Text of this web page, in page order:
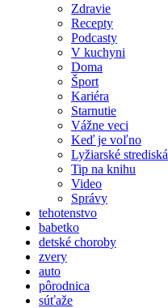
Zdravie
Recepty
Podcasty
V kuchyni
Doma
Šport
Kariéra
Starnutie
Vážne veci
Keď je voľno
Lyžiarské strediská
Tip na knihu
Video
Správy
tehotenstvo
babetko
detské choroby
zvery
auto
pôrodnica
súťaže